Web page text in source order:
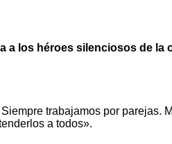
a los héroes silenciosos de la
trabajamos por parejas.
a todos».